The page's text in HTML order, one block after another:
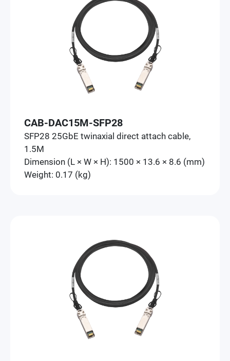
CAB-DAC15M-SFP28
SFP28 25GbE twinaxial direct attach cable,
1.5M
Dimension (L × W × H): 1500 × 13.6 × 8.6 (mm)
Weight: 0.17 (kg)